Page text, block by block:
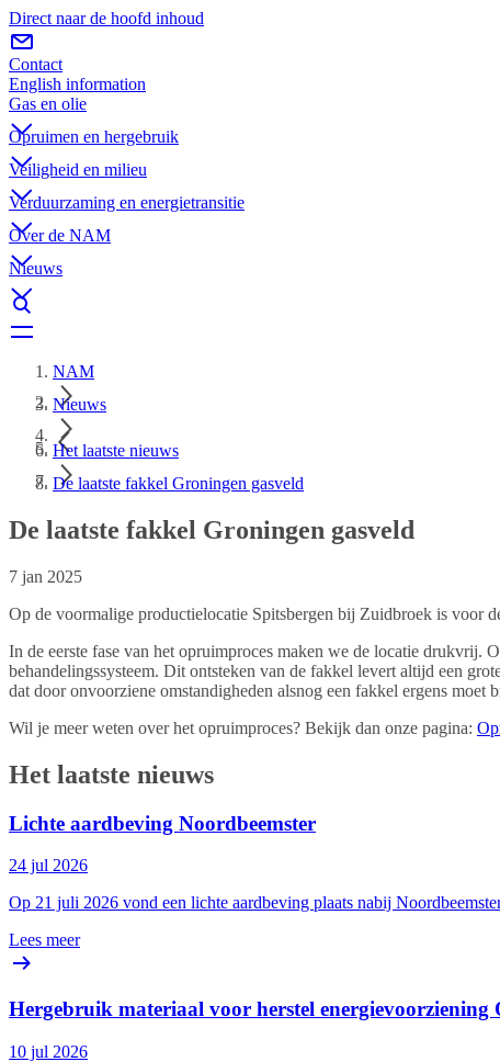
Direct naar de hoofd inhoud
Contact
English information
Gas en olie
Opruimen en hergebruik
Veiligheid en milieu
Verduurzaming en energietransitie
Over de NAM
Nieuws
NAM
Nieuws
Het laatste nieuws
De laatste fakkel Groningen gasveld
De laatste fakkel Groningen gasveld
7 jan 2025
Op de voormalige productielocatie Spitsbergen bij Zuidbroek is voor
In de eerste fase van het opruimproces maken we de locatie drukvrij.
behandelingssysteem. Dit ontsteken van de fakkel levert altijd een
dat door onvoorziene omstandigheden alsnog een fakkel ergens moet
Wil je meer weten over het opruimproces? Bekijk dan onze pagina:
Het laatste nieuws
Lichte aardbeving Noordbeemster
24 jul 2026
Op 21 juli 2026 vond een lichte aardbeving plaats nabij
Lees meer
Hergebruik materiaal voor herstel energievoorziening
10 jul 2026